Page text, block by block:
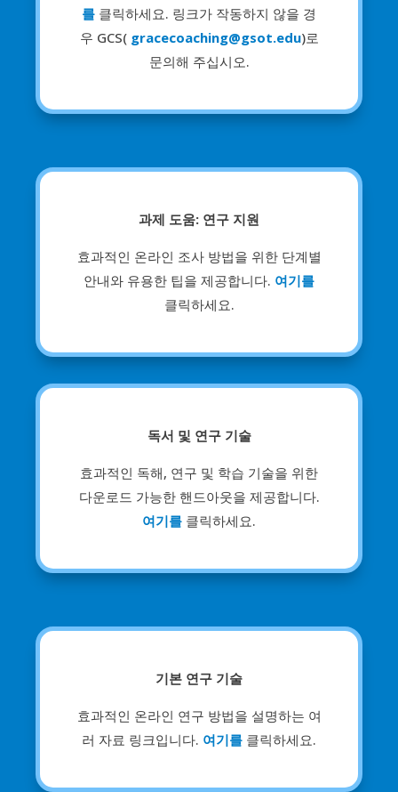
를 클릭하세요. 링크가 작동하지 않을 경
우 GCS( gracecoaching@gsot.edu)로
문의해 주십시오.
과제 도움: 연구 지원
효과적인 온라인 조사 방법을 위한 단계별
안내와 유용한 팁을 제공합니다. 여기를
클릭하세요.
독서 및 연구 기술
효과적인 독해, 연구 및 학습 기술을 위한
다운로드 가능한 핸드아웃을 제공합니다.
여기를 클릭하세요.
기본 연구 기술
효과적인 온라인 연구 방법을 설명하는 여
러 자료 링크입니다. 여기를 클릭하세요.